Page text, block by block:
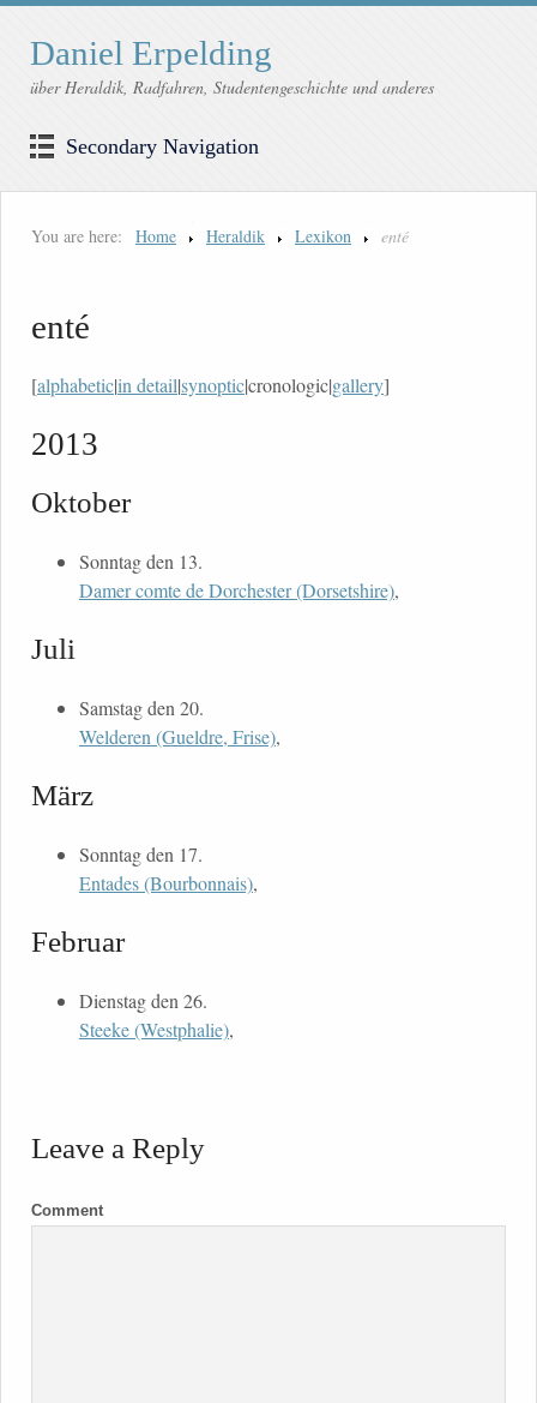
Daniel Erpelding
über Heraldik, Radfahren, Studentengeschichte und anderes
Secondary Navigation
You are here: Home Heraldik Lexikon enté
enté
[alphabetic|in detail|synoptic|cronologic|gallery]
2013
Oktober
Sonntag den 13.
Damer comte de Dorchester (Dorsetshire),
Juli
Samstag den 20.
Welderen (Gueldre, Frise),
März
Sonntag den 17.
Entades (Bourbonnais),
Februar
Dienstag den 26.
Steeke (Westphalie),
Leave a Reply
Comment